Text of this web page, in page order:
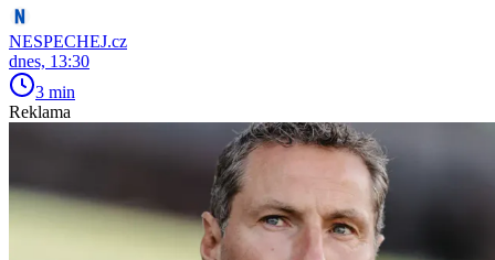
NESPECHEJ.cz
dnes, 13:30
3 min
Reklama